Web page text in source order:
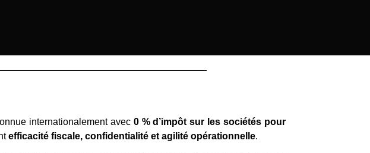
internationalement avec 0 % d’impôt sur les sociétés pour
efficacité fiscale, confidentialité et agilité opérationnelle.